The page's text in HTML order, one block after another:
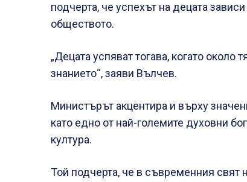
подчерта, че успехът на децата
обществото.
„Децата успяват тогава, когато около
знанието“, заяви Вълчев.
Министърът акцентира и върху
като едно от най-големите духовни
култура.
Той подчерта, че в съвременния свят